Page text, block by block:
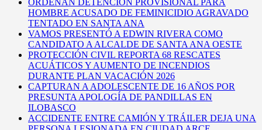
HOMBRE ACUSADO DE FEMINICIDIO AGRAVADO
TENTADO EN SANTA ANA
VAMOS PRESENTÓ A EDWIN RIVERA COMO
CANDIDATO A ALCALDE DE SANTA ANA OESTE
PROTECCIÓN CIVIL REPORTA 68 RESCATES
ACUÁTICOS Y AUMENTO DE INCENDIOS
DURANTE PLAN VACACIÓN 2026
CAPTURAN A ADOLESCENTE DE 16 AÑOS POR
PRESUNTA APOLOGÍA DE PANDILLAS EN
ILOBASCO
ACCIDENTE ENTRE CAMIÓN Y TRÁILER DEJA UNA